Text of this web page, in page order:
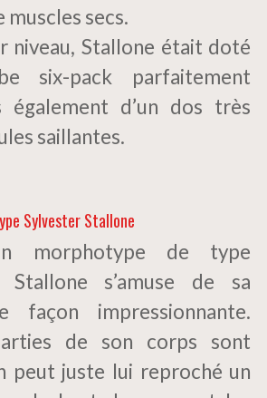
secs.
niveau, Stallone était doté
six-pack parfaitement
également d’un dos très
saillantes.
Sylvester Stallone
morphotype de type
Stallone s’amuse de sa
façon impressionnante.
de son corps sont
peut juste lui reproché un